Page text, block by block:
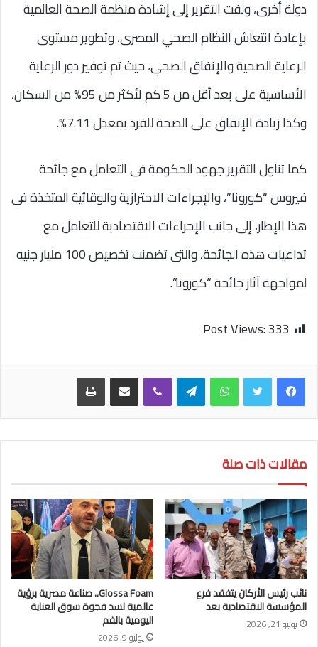
دولة أخرى، ولفت التقرير إلى إشادة منظمة الصحة العالمية
بإعادة انتعاش النظام الصحي المصرى، وتطوير مستوى
الرعاية الصحية والإنفاق الصحي، حيث تم توفير دور الرعاية
الأساسية على بعد أقل من 5 كم لأكثر من 95% من السكان،
وكذا زيادة الإنفاق على الصحة للفرد بمعدل 7.11%.
كما تناول التقرير جهود الحكومة فى التعامل مع جائحة
فيروس “كورونا”، والإجراءات الاحترازية والوقائية المتخذة فى
هذا الإطار، إلى جانب الإجراءات الاقتصادية للتعامل مع
تداعيات هذه الجائحة، والتى تضمنت تخصيص 100 مليار جنيه
لمواجهة آثار جائحة “كورونا”.
Post Views:333
واتساب تيلقرام
مقالات ذات صلة
نائب رئيس الأركان يتفقد فرع
المؤسسة الاقتصادية بعد
يوليو 21, 2026
Glossa Foam.. صناعة مصرية برؤية
عالمية لسد فجوة سوق العناية
اليومية بالفم
يوليو 9, 2026